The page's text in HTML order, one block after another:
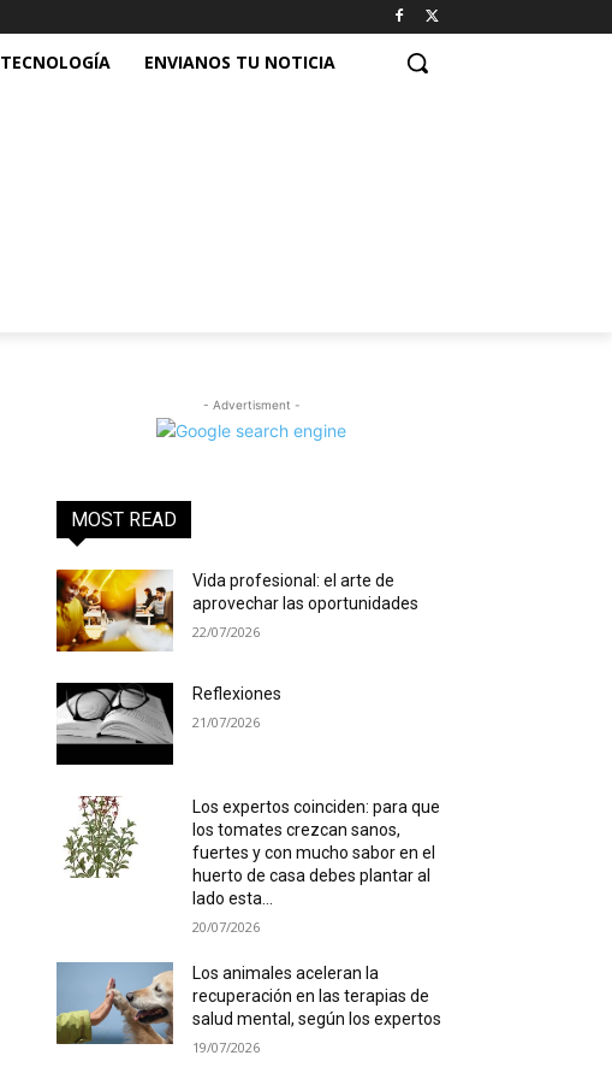
TECNOLOGÍA ENVIANOS TU NOTICIA
- Advertisment -
MOST READ
Vida profesional: el arte de
aprovechar las oportunidades
22/07/2026
Reflexiones
21/07/2026
Los expertos coinciden: para que
los tomates crezcan sanos,
fuertes y con mucho sabor en el
huerto de casa debes plantar al
lado esta...
20/07/2026
Los animales aceleran la
recuperación en las terapias de
salud mental, según los expertos
19/07/2026